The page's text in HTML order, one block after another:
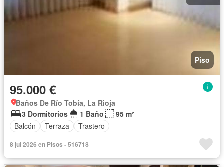
Piso
95.000 €
Baños De Río Tobía, La Rioja
3 Dormitorios
1 Baño
95 m²
Balcón
Terraza Trastero
8 jul 2026 en Pisos - 516718